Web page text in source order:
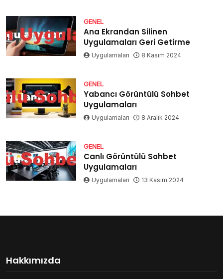
GENEL
Ana Ekrandan Silinen
Uygulamaları Geri Getirme
Uygulamaları 8 Kasım 2024
GENEL
Yabancı Görüntülü Sohbet
Uygulamaları
Uygulamaları 8 Aralık 2024
GENEL
Canlı Görüntülü Sohbet
Uygulamaları
Uygulamaları 13 Kasım 2024
Hakkımızda